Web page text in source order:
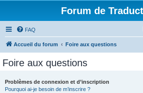
Forum de
FAQ
Accueil du forum Foire aux questions
Foire aux questions
Problèmes de connexion et d’inscription
Pourquoi ai-je besoin de m’inscrire ?